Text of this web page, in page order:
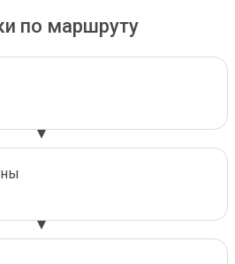
по маршруту